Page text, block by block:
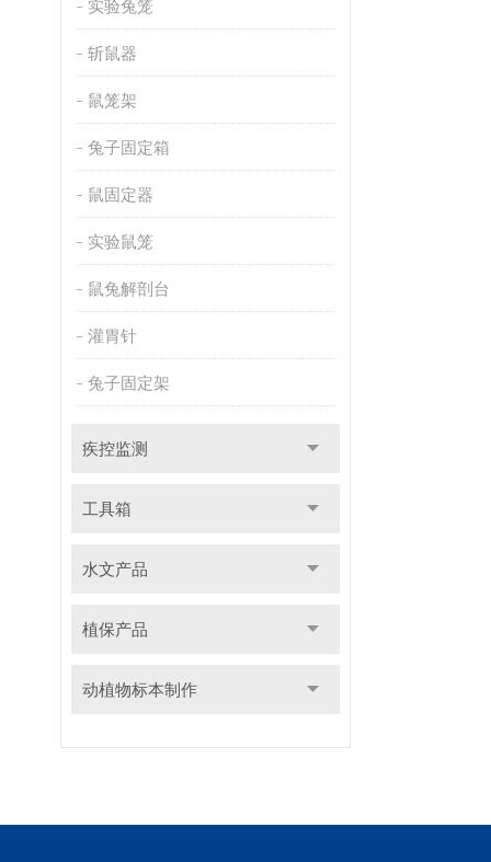
实验兔笼
斩鼠器
鼠笼架
兔子固定箱
鼠固定器
实验鼠笼
鼠兔解剖台
灌胃针
兔子固定架
疾控监测
工具箱
水文产品
植保产品
动植物标本制作